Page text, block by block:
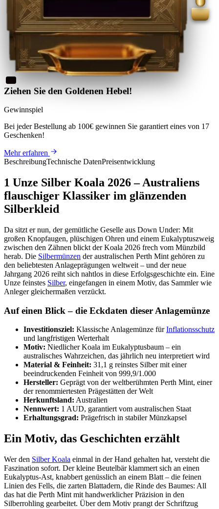
Ziehen Sie den Goldenen Hebel!
Gewinnspiel
Bei jeder Bestellung ab 100€ gewinnen Sie garantiert eines von 17
Geschenken!
Mehr erfahren
BeschreibungTechnische DatenPreisentwicklung
1 Unze Silber Koala 2026 – Australiens
flauschiger Klassiker im glänzenden
Silberkleid
Da sitzt er nun, der gemütliche Geselle aus Down Under: Mit
großen Knopfaugen, plüschigen Ohren und einem Eukalyptuszweig
zwischen den Zähnen blickt der Koala 2026 frech vom Münzbild
herab. Die Silbermünzen der australischen Perth Mint gehören zu
den beliebtesten Anlageprägungen weltweit – und der neue
Jahrgang 2026 reiht sich nahtlos in diese Erfolgsgeschichte ein. Eine
Unze feinstes Silber, eingefangen in einem Motiv, das Sammler wie
Anleger gleichermaßen verzückt.
Auf einen Blick – die Eckdaten dieser Anlagemünze
Investitionsziel: Klassische Anlagemünze fürInflationsschutz
und langfristigen Werterhalt
Motiv: Niedlicher Koala im Eukalyptusbaum – ein
australisches Wahrzeichen, das jährlich neu interpretiert wird
Material & Feinheit: 31,1 g reinstes Silber mit einer
beeindruckenden Feinheit von 999,9/1.000
Hersteller: Geprägt von der weltberühmten Perth Mint, einer
der renommiertesten Prägestätten der Welt
Herkunftsland: Australien
Nennwert: 1 AUD, garantiert vom australischen Staat
Erhaltungsgrad: Prägefrisch in stabiler Münzkapsel
Ein Motiv, das Geschichten erzählt
Wer den Silber Koala einmal in der Hand gehalten hat, versteht die
Faszination sofort. Der kleine Beutelbär klammert sich an einen
Eukalyptus-Ast, knabbert genüsslich an einem Blatt – die feinen
Linien des Fells, die zarten Blattadern, die Rinde des Baumes: All
das hat die Perth Mint mit handwerklicher Präzision in den
Silberrohling gearbeitet. Über dem Motiv prangt der Schriftzug